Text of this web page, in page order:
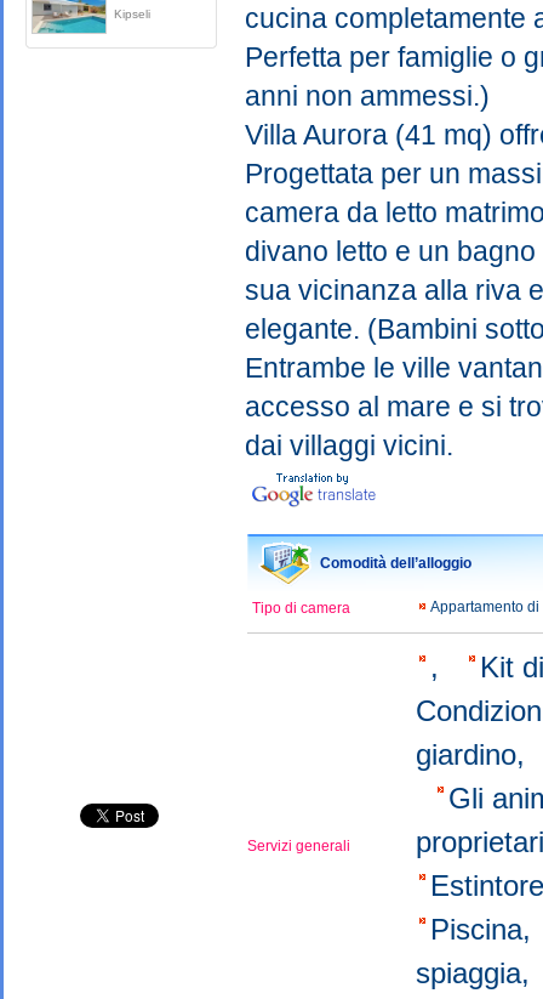
Kipseli
cucina completamente
Perfetta per famiglie o
anni non ammessi.)
Villa Aurora (41 mq)
Progettata per un
camera da letto
divano letto e un
sua vicinanza alla riva
elegante. (Bambini
Entrambe le ville
accesso al mare e si
dai villaggi vicini.
Comodità dell’alloggio
Tipo di camera Appartamento
Servizi generali
,
Kit
giardino,
Gli